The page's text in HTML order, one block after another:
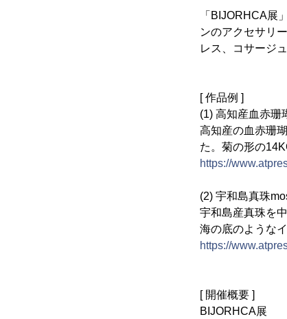
「BIJORHCA展
ンのアクセサリ
レス、コサージ
[ 作品例 ]
(1) 高知産血赤珊
高知産の血赤珊
た。菊の形の
https://
(2) 宇和島真珠
宇和島産真珠を
海の底のような
https://
[ 開催概要 ]
BIJORHCA展